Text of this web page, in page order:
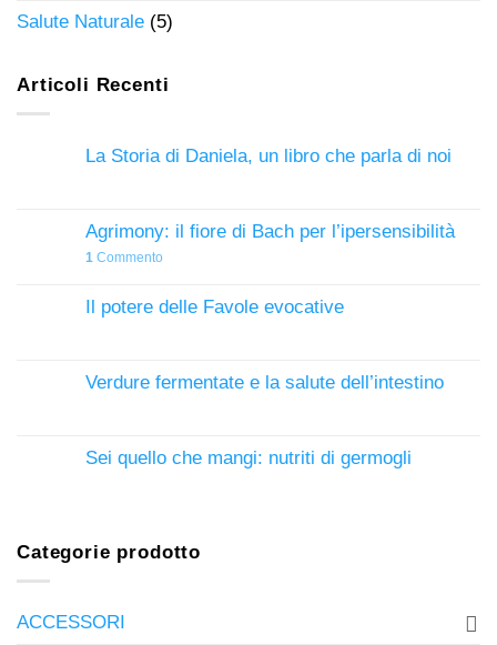
Salute Naturale (5)
Articoli Recenti
La Storia di Daniela, un libro che parla di noi
Agrimony: il fiore di Bach per l’ipersensibilità
1 Commento
Il potere delle Favole evocative
Verdure fermentate e la salute dell’intestino
Sei quello che mangi: nutriti di germogli
Categorie prodotto
ACCESSORI